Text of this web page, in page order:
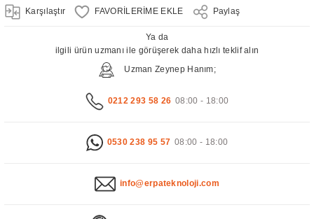
Karşılaştır Paylaş
Ya da
ilgili ürün uzmanı ile görüşerek daha hızlı teklif alın
Uzman Zeynep Hanım;
0212 293 58 26 08:00 - 18:00
0530 238 95 57 08:00 - 18:00
info@erpateknoloji.com